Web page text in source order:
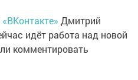
«ВКонтакте» Дмитрий
идёт работа над новой
комментировать